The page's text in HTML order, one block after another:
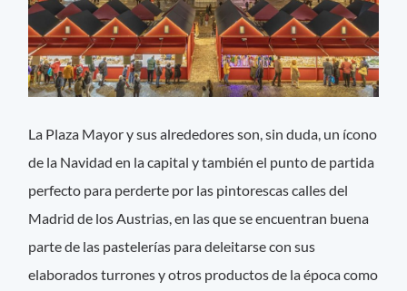
La Plaza Mayor y sus alrededores son, sin duda, un ícono
de la Navidad en la capital y también el punto de partida
perfecto para perderte por las pintorescas calles del
Madrid de los Austrias, en las que se encuentran buena
parte de las pastelerías para deleitarse con sus
elaborados turrones y otros productos de la época como